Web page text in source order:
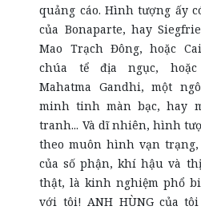
quảng cáo. Hình tượng ấy
của Bonaparte, hay
Mao Trạch Đông, hoặc
chúa tể địa ngục, hoặc
Mahatma Gandhi, một
minh tinh màn bạc, hay
tranh... Và dĩ nhiên, hình
theo muôn hình vạn
của số phận, khí hậu và
thật, là kinh nghiệm phổ
với tôi! ANH HÙNG của